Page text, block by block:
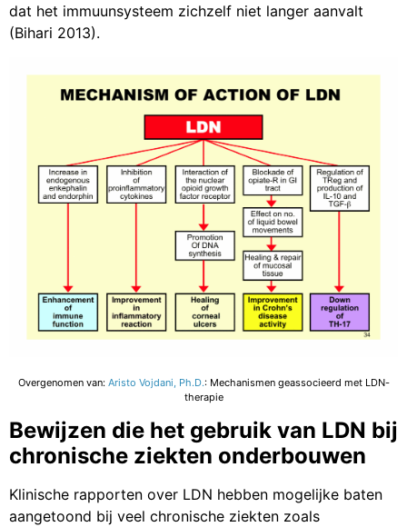
dat het immuunsysteem zichzelf niet langer aanvalt
(Bihari 2013).
Overgenomen van: Aristo Vojdani, Ph.D.: Mechanismen geassocieerd met LDN-
therapie
Bewijzen die het gebruik van LDN bij
chronische ziekten onderbouwen
Klinische rapporten over LDN hebben mogelijke baten
aangetoond bij veel chronische ziekten zoals